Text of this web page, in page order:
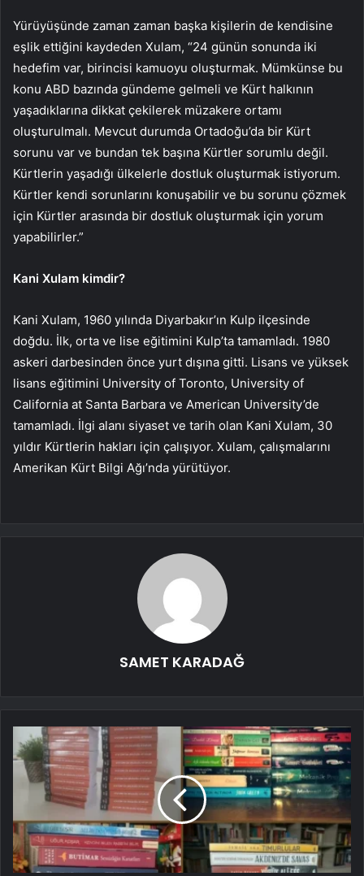
Yürüyüşünde zaman zaman başka kişilerin de kendisine
eşlik ettiğini kaydeden Xulam, “24 günün sonunda iki
hedefim var, birincisi kamuoyu oluşturmak. Mümkünse bu
konu ABD bazında gündeme gelmeli ve Kürt halkının
yaşadıklarına dikkat çekilerek müzakere ortamı
oluşturulmalı. Mevcut durumda Ortadoğu’da bir Kürt
sorunu var ve bundan tek başına Kürtler sorumlu değil.
Kürtlerin yaşadığı ülkelerle dostluk oluşturmak istiyorum.
Kürtler kendi sorunlarını konuşabilir ve bu sorunu çözmek
için Kürtler arasında bir dostluk oluşturmak için yorum
yapabilirler.”
Kani Xulam kimdir?
Kani Xulam, 1960 yılında Diyarbakır’ın Kulp ilçesinde
doğdu. İlk, orta ve lise eğitimini Kulp’ta tamamladı. 1980
askeri darbesinden önce yurt dışına gitti. Lisans ve yüksek
lisans eğitimini University of Toronto, University of
California at Santa Barbara ve American University’de
tamamladı. İlgi alanı siyaset ve tarih olan Kani Xulam, 30
yıldır Kürtlerin hakları için çalışıyor. Xulam, çalışmalarını
Amerikan Kürt Bilgi Ağı’nda yürütüyor.
SAMET KARADAĞ